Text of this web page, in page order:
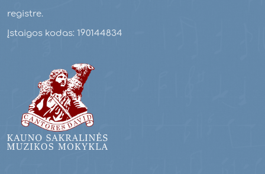
registre.
Įstaigos kodas: 190144834